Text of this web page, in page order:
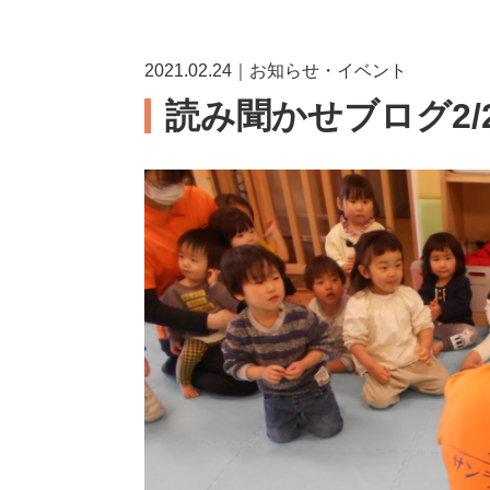
2021.02.24｜お知らせ・イベント
読み聞かせブログ2/